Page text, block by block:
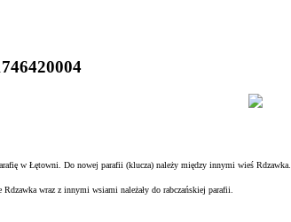
w Łętowni. Do nowej parafii (klucza) należy między innymi wieś Rdzawka.
Rdzawka wraz z innymi wsiami należały do rabczańskiej parafii.